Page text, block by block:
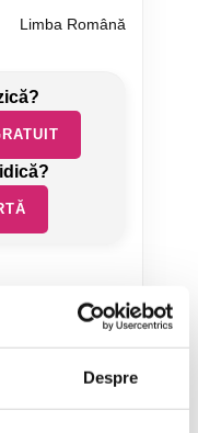
Despre
Limba Română